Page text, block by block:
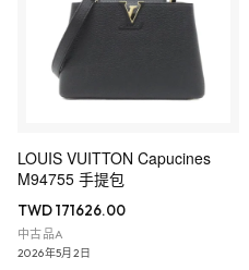
LOUIS VUITTON Capucines
M94755 手提包
TWD 171626.00
中古品A
2026年5月2日